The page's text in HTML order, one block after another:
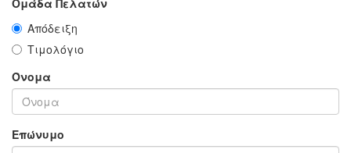
Ομάδα Πελατών
Απόδειξη
Τιμολόγιο
Όνομα
Επώνυμο